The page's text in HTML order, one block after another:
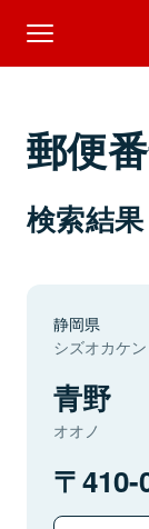
郵便
検索結果
静岡県
シズオカケン
青野
オオノ
410-